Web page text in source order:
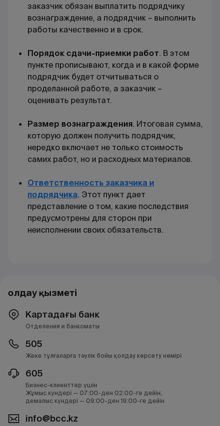
заказчик обязан выплатить подрядчику
вознаграждение, а подрядчик – выполнить
работы качественно и в срок.
Порядок сдачи-приемки работ. В этом
пункте прописывают, когда и в какой форме
подрядчик будет отчитываться о
проделанной работе, а заказчик –
оценивать результат.
Размер вознаграждения. Итоговая сумма,
которую должен получить подрядчик,
нередко включает не только стоимость
самих работ, но и расходных материалов.
Ответственность заказчика и
подрядчика. Этот пункт дает
представление о том, какие последствия
предусмотрены для сторон при
неисполнении своих обязательств.
Қолдау қызметі
Картадағы банк
Отделения и банкоматы
505
Жеке тұлғаларға тәулік бойы қолдау көрсету нөмірі
605
Бизнес-клиенттер үшін
Жұмыс күндері — 07:00-ден 02:00-ге дейін;
демалыс күндері — 09:00-ден 19:00-ге дейін
info@bcc.kz